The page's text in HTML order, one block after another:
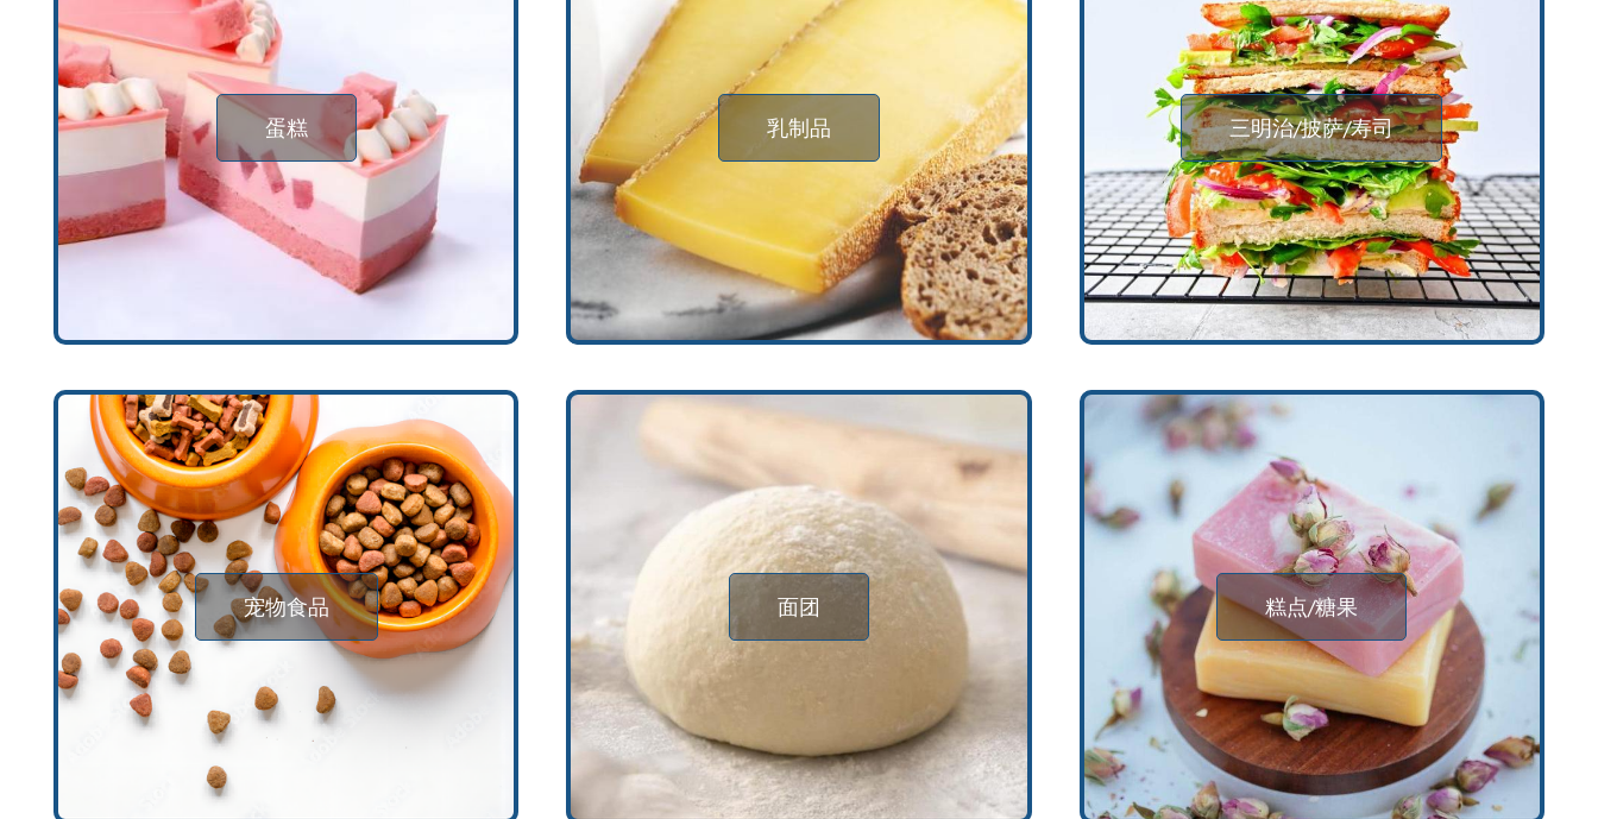
蛋糕 乳制品 三明治/披萨/寿司
宠物食品 面团 糕点/糖果